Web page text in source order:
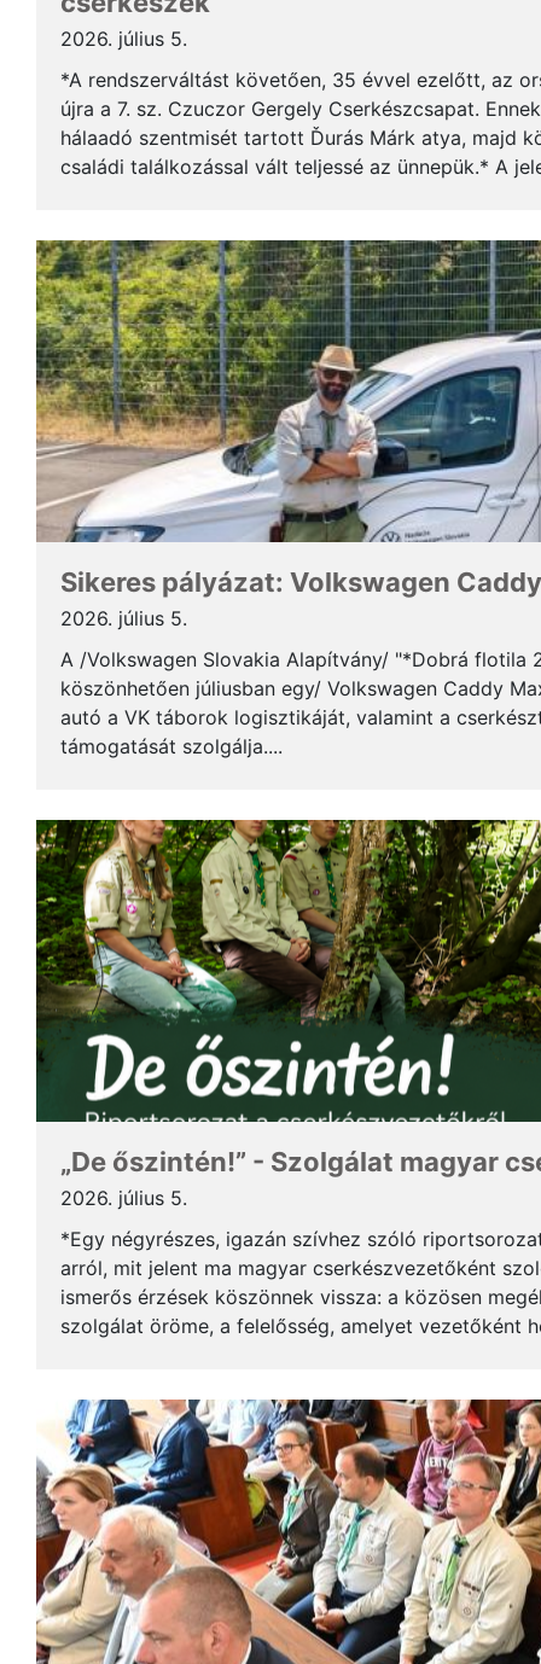
2026. július 5.
*A rendszerváltást követően, 35 évvel ezelőtt, az
újra a 7. sz. Czuczor Gergely Cserkészcsapat.
hálaadó szentmisét tartott Ďurás Márk atya, majd
családi találkozással vált teljessé az ünnepük.* A
Sikeres pályázat: Volkswagen
2026. július 5.
A /Volkswagen Slovakia Alapítvány/ "*Dobrá flotila
köszönhetően júliusban egy/ Volkswagen Caddy
autó a VK táborok logisztikáját, valamint a
támogatását szolgálja....
„De őszintén!” - Szolgálat magyar
2026. július 5.
*Egy négyrészes, igazán szívhez szóló
arról, mit jelent ma magyar cserkészvezetőként
ismerős érzések köszönnek vissza: a közösen
szolgálat öröme, a felelősség, amelyet vezetőként